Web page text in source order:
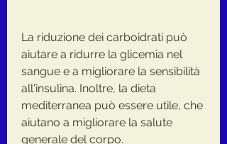
La riduzione dei carboidrati può
aiutare a ridurre la glicemia nel
sangue e a migliorare la sensibilità
all'insulina. Inoltre, la dieta
mediterranea può essere utile, che
aiutano a migliorare la salute
generale del corpo.